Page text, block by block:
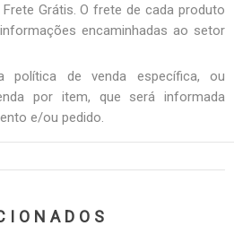
Grátis. O frete de cada produto
encaminhadas ao setor
política de venda específica, ou
por item, que será informada
e/ou pedido.